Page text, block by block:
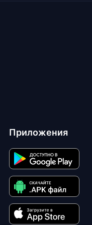
Приложения